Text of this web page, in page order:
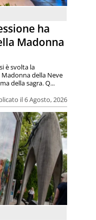
ha
Madonna
il 6 Agosto, 2026
è svolta la
della Neve
della sagra. Q...